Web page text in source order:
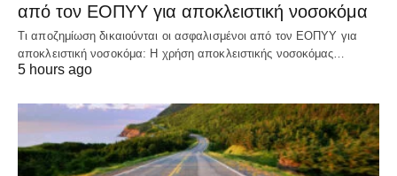
από τον ΕΟΠΥΥ για αποκλειστική νοσοκόμα
Τι αποζημίωση δικαιούνται οι ασφαλισμένοι από τον ΕΟΠΥΥ για
αποκλειστική νοσοκόμα: Η χρήση αποκλειστικής νοσοκόμας…
5 hours ago